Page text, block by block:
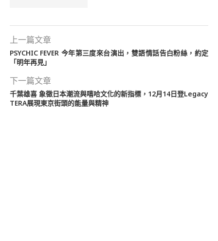
上一篇文章
PSYCHIC FEVER 今年第三度來台演出，雙語情話告白粉絲，約定
「明年再見」
下一篇文章
千葉雄喜 象徵日本潮流與嘻哈文化的新指標，12月14日登Legacy
TERA展現東京街頭的能量與精神